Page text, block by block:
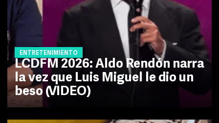
ENTRETENIMIENTO
LCDFM 2026: Aldo Rendón narra
la vez que Luis Miguel le dio un
beso (VIDEO)